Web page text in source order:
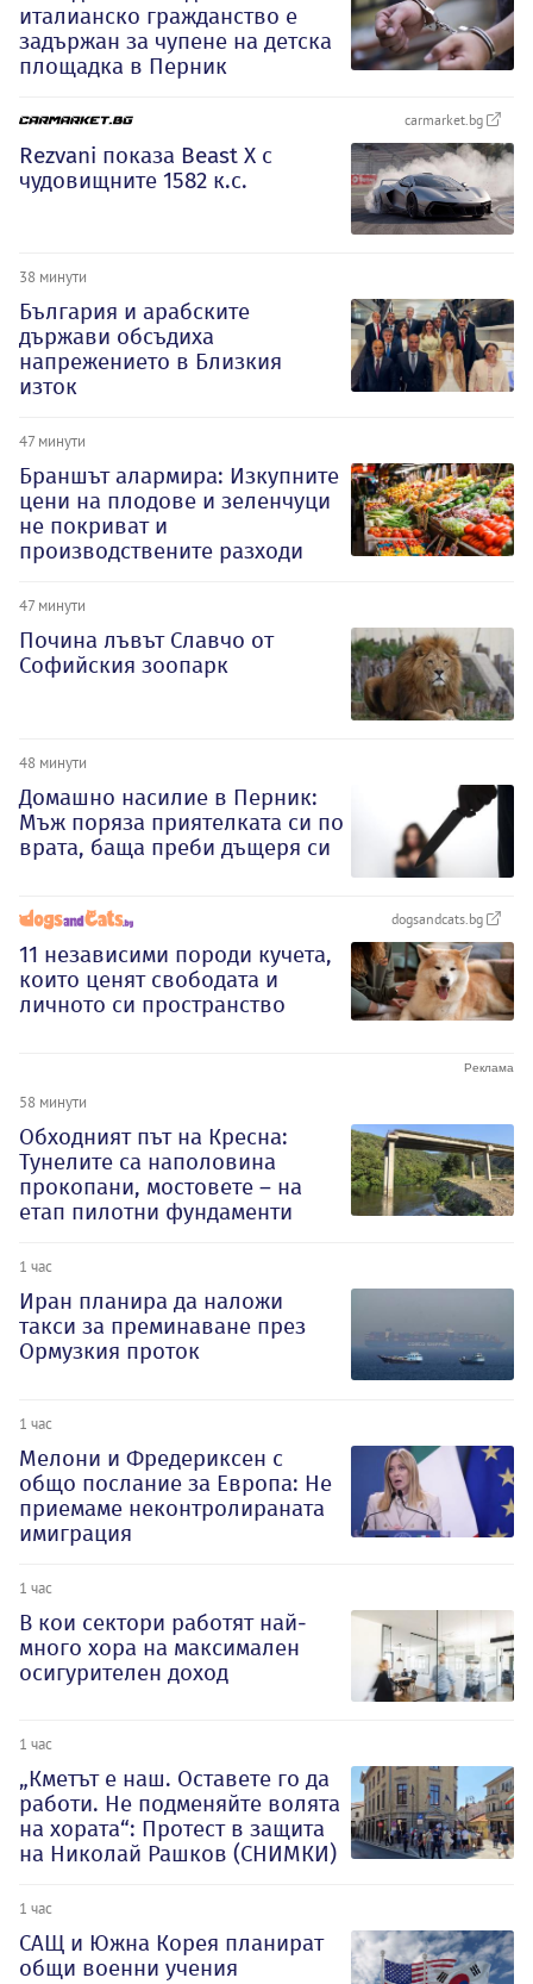
италианско гражданство е
задържан за чупене на детска
площадка в Перник
carmarket.bg
Rezvani показа Beast X с
чудовищните 1582 к.с.
38 минути
България и арабските
държави обсъдиха
напрежението в Близкия
изток
47 минути
Браншът алармира: Изкупните
цени на плодове и зеленчуци
не покриват и
производствените разходи
47 минути
Почина лъвът Славчо от
Софийския зоопарк
48 минути
Домашно насилие в Перник:
Мъж поряза приятелката си по
врата, баща преби дъщеря си
dogsandcats.bg
11 независими породи кучета,
които ценят свободата и
личното си пространство
58 минути
Обходният път на Кресна:
Тунелите са наполовина
прокопани, мостовете – на
етап пилотни фундаменти
1 час
Иран планира да наложи
такси за преминаване през
Ормузкия проток
1 час
Мелони и Фредериксен с
общо послание за Европа: Не
приемаме неконтролираната
имиграция
1 час
В кои сектори работят най-
много хора на максимален
осигурителен доход
1 час
„Кметът е наш. Оставете го да
работи. Не подменяйте волята
на хората“: Протест в защита
на Николай Рашков (СНИМКИ)
1 час
САЩ и Южна Корея планират
общи военни учения